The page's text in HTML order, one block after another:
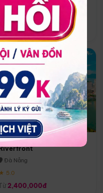
Quoc
Phú Quốc
★ 5.0
Vinpearl Danang
Đà Nẵng
★ 5.0
2,400,000đ